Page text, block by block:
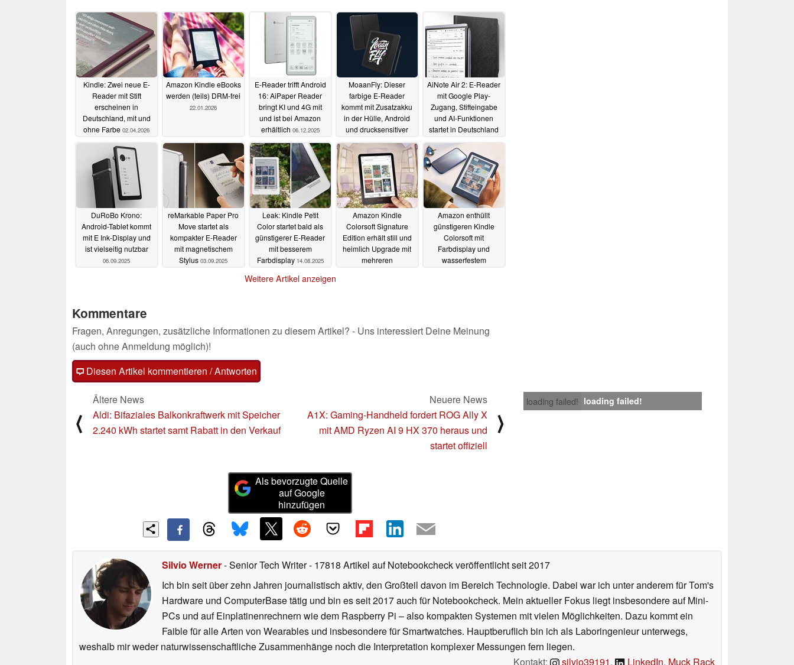
Kindle: Zwei neue E-
Reader mit Stift
erscheinen in
Deutschland, mit und
ohne Farbe 02.04.2026
Amazon Kindle eBooks
werden (teils) DRM-frei
22.01.2026
E‑Reader trifft Android
16: AiPaper Reader
bringt KI und 4G mit
und ist bei Amazon
erhältlich 06.12.2025
MoaanFly: Dieser
farbige E-Reader
kommt mit Zusatzakku
in der Hülle, Android
und drucksensitiver
18.09.2025
AiNote Air 2: E-Reader
mit Google Play-
Zugang, Stifteingabe
und AI-Funktionen
startet in Deutschland
12.09.2025
DuRoBo Krono:
Android-Tablet kommt
mit E Ink-Display und
ist vielseitig nutzbar
06.09.2025
reMarkable Paper Pro
Move startet als
kompakter E-Reader
mit magnetischem
Stylus 03.09.2025
Leak: Kindle Petit
Color startet bald als
günstigerer E-Reader
mit besserem
Farbdisplay 14.08.2025
Amazon Kindle
Colorsoft Signature
Edition erhält still und
heimlich Upgrade mit
mehreren
Amazon enthüllt
günstigeren Kindle
Colorsoft mit
Farbdisplay und
wasserfestem
Weitere Artikel anzeigen
Kommentare
Fragen, Anregungen, zusätzliche Informationen zu diesem Artikel? - Uns interessiert Deine Meinung
(auch ohne Anmeldung möglich)!
Diesen Artikel kommentieren / Antworten
loading failed! loading failed!
⟨
Ältere News
Aldi: Bifaziales Balkonkraftwerk mit Speicher
2.240 kWh startet samt Rabatt in den Verkauf
Neuere News
A1X: Gaming-Handheld fordert ROG Ally X
mit AMD Ryzen AI 9 HX 370 heraus und
startet offiziell
⟩
Als bevorzugte Quelle
auf Google
hinzufügen
Silvio Werner- Senior Tech Writer- 17818 Artikel auf Notebookcheck veröffentlichtseit 2017
Ich bin seit über zehn Jahren journalistisch aktiv, den Großteil davon im Bereich Technologie. Dabei war ich unter anderem für Tom's
Hardware und ComputerBase tätig und bin es seit 2017 auch für Notebookcheck. Mein aktueller Fokus liegt insbesondere auf Mini-
PCs und auf Einplatinenrechnern wie dem Raspberry Pi – also kompakten Systemen mit vielen Möglichkeiten. Dazu kommt ein
Faible für alle Arten von Wearables und insbesondere für Smartwatches. Hauptberuflich bin ich als Laboringenieur unterwegs,
weshalb mir weder naturwissenschaftliche Zusammenhänge noch die Interpretation komplexer Messungen fern liegen.
Kontakt:
silvio39191, LinkedIn, Muck Rack